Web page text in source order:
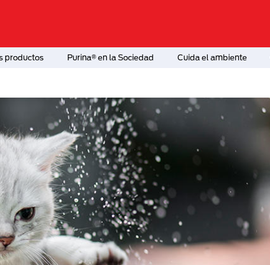
productos Purina® en la Sociedad Cuida el ambiente